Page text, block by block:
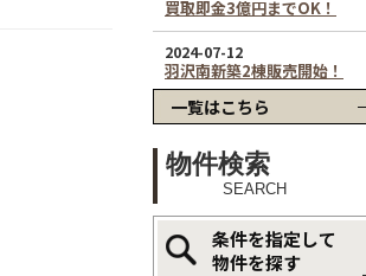
一覧はこちら
物件検索
SEARCH
条件を指定して
物件を探す